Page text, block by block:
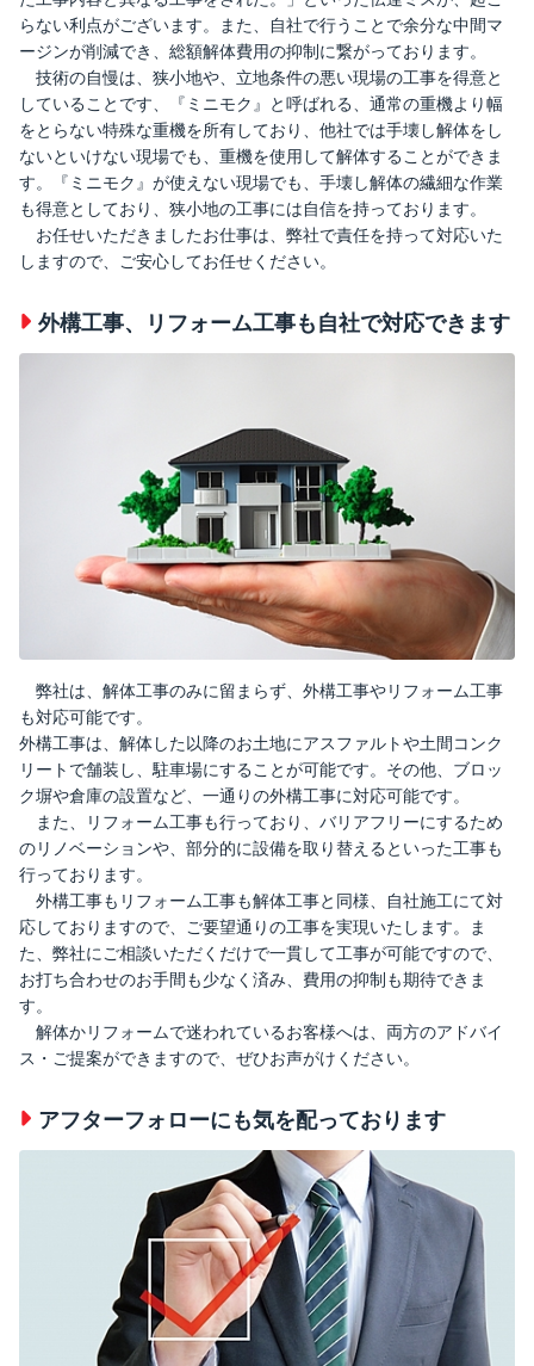
らない利点がございます。また、自社で行うことで余分な中間マ
ージンが削減でき、総額解体費用の抑制に繋がっております。
技術の自慢は、狭小地や、立地条件の悪い現場の工事を得意と
していることです、『ミニモク』と呼ばれる、通常の重機より幅
をとらない特殊な重機を所有しており、他社では手壊し解体をし
ないといけない現場でも、重機を使用して解体することができま
す。『ミニモク』が使えない現場でも、手壊し解体の繊細な作業
も得意としており、狭小地の工事には自信を持っております。
お任せいただきましたお仕事は、弊社で責任を持って対応いた
しますので、ご安心してお任せください。
外構工事、リフォーム工事も自社で対応できます
弊社は、解体工事のみに留まらず、外構工事やリフォーム工事
も対応可能です。
外構工事は、解体した以降のお土地にアスファルトや土間コンク
リートで舗装し、駐車場にすることが可能です。その他、ブロッ
ク塀や倉庫の設置など、一通りの外構工事に対応可能です。
また、リフォーム工事も行っており、バリアフリーにするため
のリノベーションや、部分的に設備を取り替えるといった工事も
行っております。
外構工事もリフォーム工事も解体工事と同様、自社施工にて対
応しておりますので、ご要望通りの工事を実現いたします。ま
た、弊社にご相談いただくだけで一貫して工事が可能ですので、
お打ち合わせのお手間も少なく済み、費用の抑制も期待できま
す。
解体かリフォームで迷われているお客様へは、両方のアドバイ
ス・ご提案ができますので、ぜひお声がけください。
アフターフォローにも気を配っております